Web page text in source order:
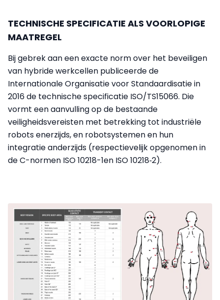
TECHNISCHE SPECIFICATIE ALS VOORLOPIGE
MAATREGEL
Bij gebrek aan een exacte norm over het beveiligen
van hybride werkcellen publiceerde de
Internationale Organisatie voor Standaardisatie in
2016 de technische specificatie ISO/TS15066. Die
vormt een aanvulling op de bestaande
veiligheidsvereisten met betrekking tot industriële
robots enerzijds, en robotsystemen en hun
integratie anderzijds (respectievelijk opgenomen in
de C-normen ISO 10218-1en ISO 10218‑2).